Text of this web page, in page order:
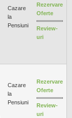
Cazare
la
Pensiuni
Rezervare
Oferte
Review-
uri
Cazare
la
Pensiuni
Rezervare
Oferte
Review-
uri